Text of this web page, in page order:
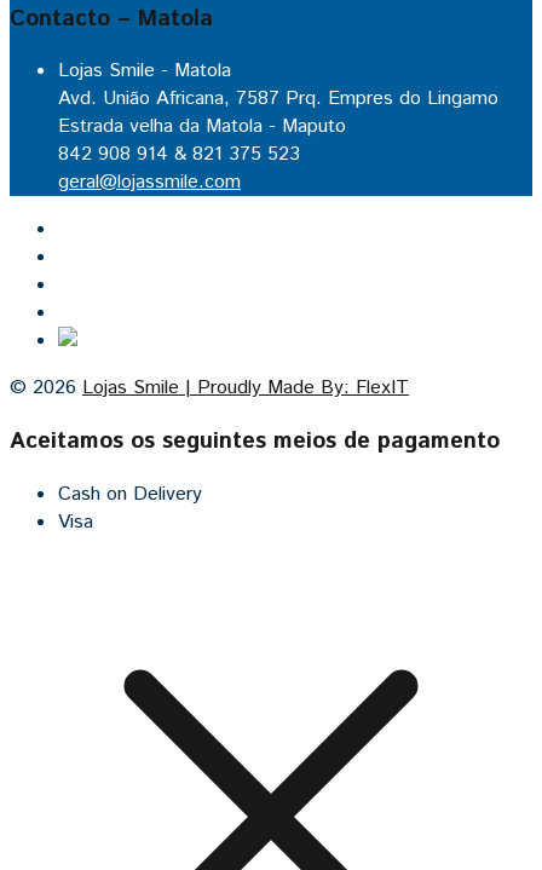
Contacto – Matola
Lojas Smile - Matola
Avd. União Africana, 7587 Prq. Empres do Lingamo
Estrada velha da Matola - Maputo
842 908 914 & 821 375 523
geral@lojassmile.com
© 2026 Lojas Smile | Proudly Made By: FlexIT
Aceitamos os seguintes meios de pagamento
Cash on Delivery
Visa